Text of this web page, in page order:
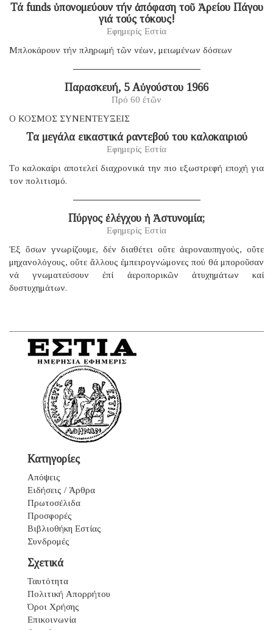
Τά funds ὑπονομεύουν τήν ἀπόφαση τοῦ Ἀρείου Πάγου
γιά τούς τόκους!
Εφημερίς Εστία
Μπλοκάρουν τήν πληρωμή τῶν νέων, μειωμένων δόσεων
Παρασκευή, 5 Αὐγούστου 1966
Πρό 60 ἐτῶν
Ο ΚΟΣΜΟΣ ΣΥΝΕΝΤΕΥΞΕΙΣ
Τα μεγάλα εικαστικά ραντεβού του καλοκαιριού
Εφημερίς Εστία
Tο καλοκαίρι αποτελεί διαχρονικά την πιο εξωστρεφή εποχή για
τον πολιτισμό.
Πύργος ἐλέγχου ἡ Ἀστυνομία;
Εφημερίς Εστία
Ἐξ ὅσων γνωρίζουμε, δέν διαθέτει οὔτε ἀεροναυπηγούς, οὔτε
μηχανολόγους, οὔτε ἄλλους ἐμπειρογνώμονες πού θά μποροῦσαν
νά γνωματεύσουν ἐπί ἀεροπορικῶν ἀτυχημάτων καί
δυστυχημάτων.
Κατηγορίες
Απόψεις
Ειδήσεις / Άρθρα
Πρωτοσέλιδα
Προσφορές
Βιβλιοθήκη Εστίας
Συνδρομές
Σχετικά
Ταυτότητα
Πολιτική Απορρήτου
Όροι Χρήσης
Επικοινωνία